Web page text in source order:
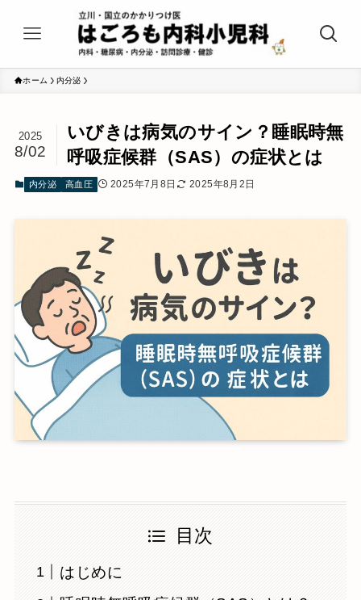
ホーム 内分泌
いびきは病気のサイン？睡眠時無
呼吸症候群（SAS）の症状とは
2025
8/02
内分泌 高血圧 2025年7月8日 2025年8月2日
目次
はじめに